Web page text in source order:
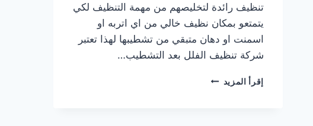
تنظيف رائدة لتخليصهم من مهمة التنظيف لكي
يتمتعو بمكان نظيف خالي من اي اتربه او
اسمنت او دهان متبقي من تشطيبها لهذا تعتبر
شركة تنظيف الفلل بعد التشطيب…
إقرأ المزيد شركة